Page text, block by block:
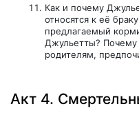
Как и почему
относятся к её
предлагаемый
Джульетты? Почему
родителям,
Акт 4.